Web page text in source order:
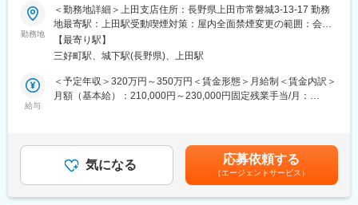
取り組み、お客さま満足や接客品質も評価対象となります。
数字を追いながらも、長期的に信頼関係を築くことが求められま
す。
各店舗に4～6名のスタッフが在籍し、常時2～3名のスタッフが勤
務しています。
スタッフ同士で競い合うのではなく、助け合い協力しながら働く
風土です。
■研修
■業務内容
担当エリアにて工務店、設備工事会社を対象にルート営業をお任
せします。配達業務もかねて定期的な訪問をし、新商品、季節商
材などの提案営業も行います。
【 詳細 】
・営業スタイル：
反響営業が基本。チームワーク、信頼関係構築が重要。
・取扱商材：
水道工事に使う管工機材・住宅設備機器・建設機械の販売
住宅建設に関わる商品など多岐にわたる商品をラインナップ
勤務地
＜勤務地詳細＞上田支店住所：長野県上田市常磐城3-13-17 勤務
地最寄駅：上田駅受動喫煙対策：屋内全面禁煙変更の範囲：会社
の定める事業所
【最寄り駅】
三好町駅、城下駅(長野県)、上田駅
給与
＜予定年収＞320万円～350万円＜賃金形態＞月給制＜賃金内訳＞
月額（基本給）：210,000円～230,000円固定残業手当/月：
って決定します。・賞与あり：年2回（8月、12月）・昇給あり：
年1回（6月）賃金はあくまでも目安の金額であり、選考を通じて
上下する可能性があります。月給(月額)は固定手当を含めた表記で
す。
気になる 応募依頼する
（エージェントサービス）